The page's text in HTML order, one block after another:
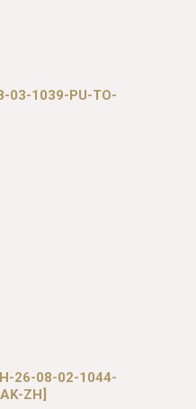
03-1039-PU-TO-
H-26-08-02-1044-
ZH]